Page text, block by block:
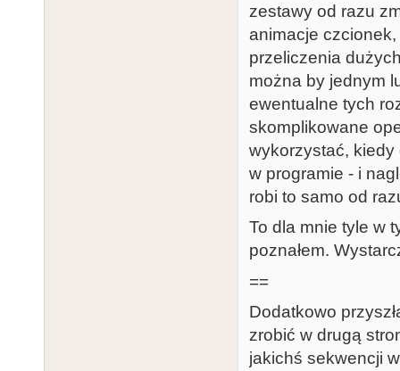
zestawy od razu
animacje
przeliczenia
można by jednym
ewentualne tych
skomplikowane
wykorzystać,
w programie - i
robi to samo od
To dla mnie tyle w
poznałem.
==
Dodatkowo
zrobić w drugą
jakichś sekwencji